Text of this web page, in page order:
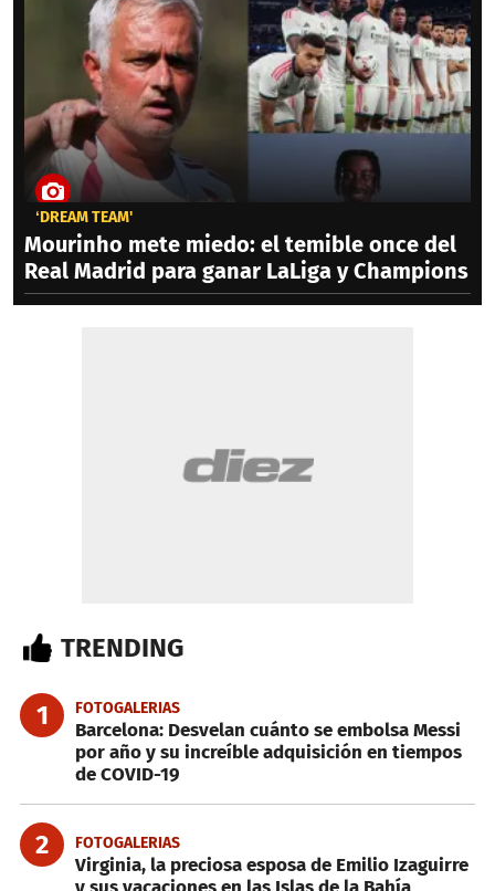
‘DREAM TEAM'
Mourinho mete miedo: el temible once del
Real Madrid para ganar LaLiga y Champions
TRENDING
1 FOTOGALERIAS
Barcelona: Desvelan cuánto se embolsa Messi
por año y su increíble adquisición en tiempos
de COVID-19
2 FOTOGALERIAS
Virginia, la preciosa esposa de Emilio Izaguirre